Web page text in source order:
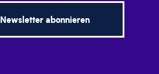
Newsletter abonnieren